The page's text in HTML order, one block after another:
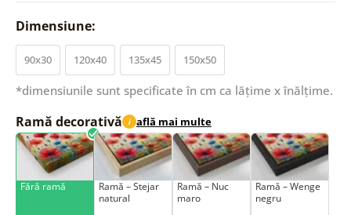
Dimensiune:
90x30 120x40 135x45 150x50
*dimensiunile sunt specificate în cm ca lățime x înălțime.
Ramă decorativă i află mai multe
Fără ramă
Ramă – Stejar
natural
Ramă – Nuc
maro
Ramă – Wenge
negru